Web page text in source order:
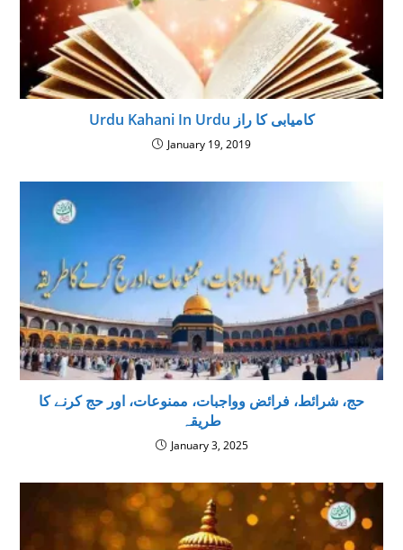
Urdu Kahani In Urdu کامیابی کا راز
January 19, 2019
حج، شرائط، فرائض وواجبات، ممنوعات، اور حج كرنے كا
طريقہ
January 3, 2025